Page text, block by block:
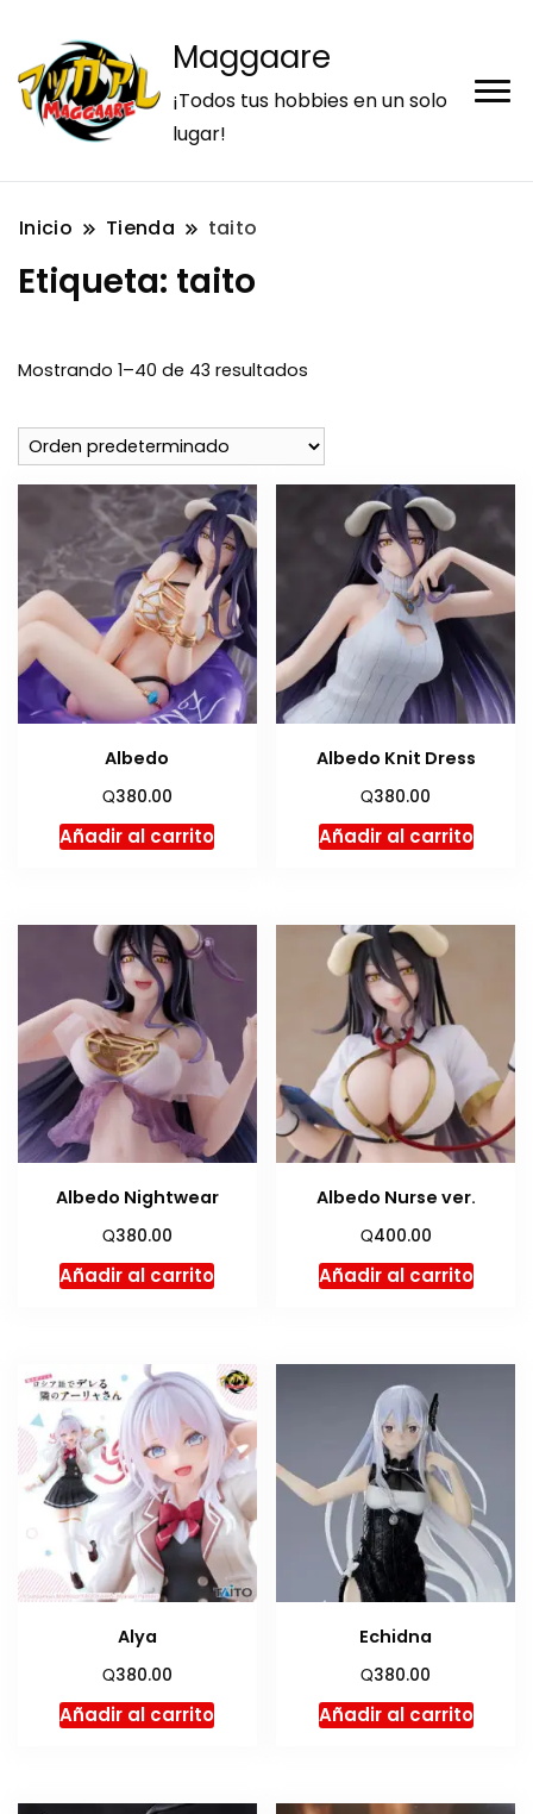
Maggaare
¡Todos tus hobbies en un solo
lugar!
Inicio Tienda taito
Etiqueta: taito
Mostrando 1–40 de 43 resultados
Albedo
Q380.00
Añadir al carrito
Albedo Knit Dress
Q380.00
Añadir al carrito
Albedo Nightwear
Q380.00
Añadir al carrito
Albedo Nurse ver.
Q400.00
Añadir al carrito
Alya
Q380.00
Añadir al carrito
Echidna
Q380.00
Añadir al carrito